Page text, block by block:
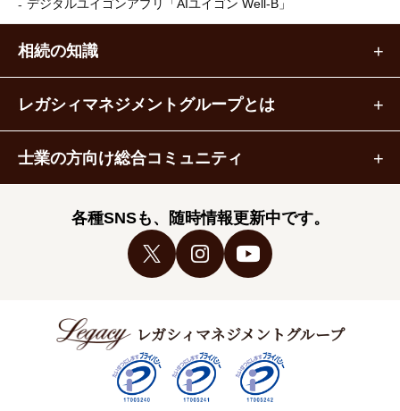
デジタルユイゴンアプリ 「AIユイゴン Well-B」
相続の知識
レガシィマネジメントグループとは
士業の方向け総合コミュニティ
各種SNSも、随時情報更新中です。
レガシィマネジメントグループ